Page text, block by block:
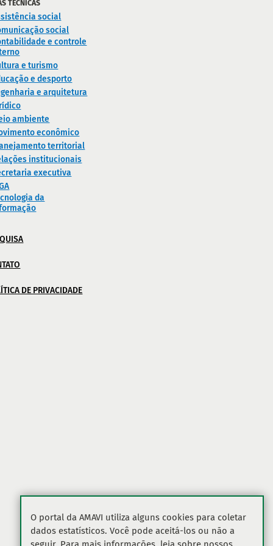
TÉCNICAS
social
social
e controle
e turismo
e desporto
e arquitetura
ambiente
econômico
territorial
institucionais
executiva
da
DE PRIVACIDADE
O portal da AMAVI utiliza alguns cookies para coletar
dados estatísticos. Você pode aceitá-los ou não a